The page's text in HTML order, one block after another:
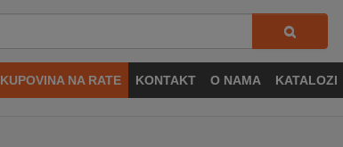
KUPOVINA NA RATE KONTAKT O NAMA KATALOZI